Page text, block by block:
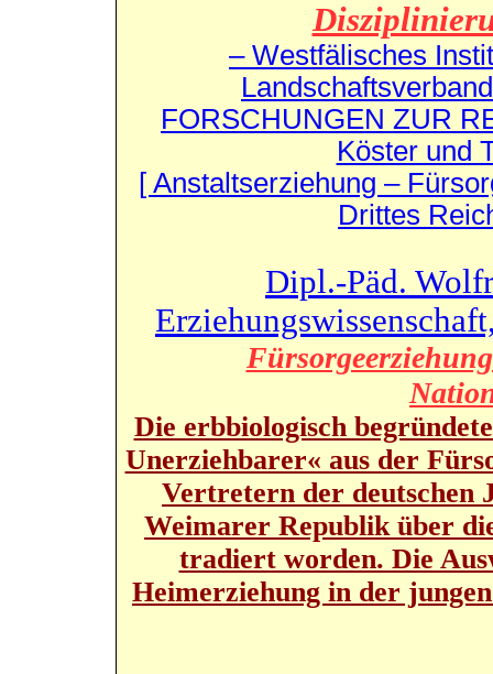
– Westfälisches
FORSCHUNGEN ZUR
Köster und
[ Anstaltserziehung –
Drittes
Dipl.-Päd.
Die erbbiologisch
Unerziehbarer« aus der
Vertretern der deutschen
Weimarer Republik über
tradiert worden. Die
Heimerziehung in der